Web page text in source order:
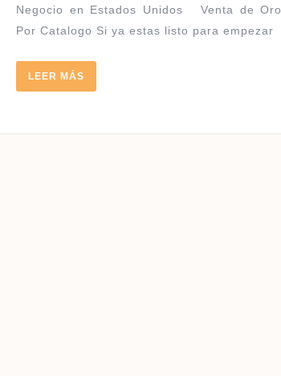
Negocio en Estados Unidos Venta de Oro
Por Catalogo Si ya estas listo para empezar
LEER MÁS
MÁS